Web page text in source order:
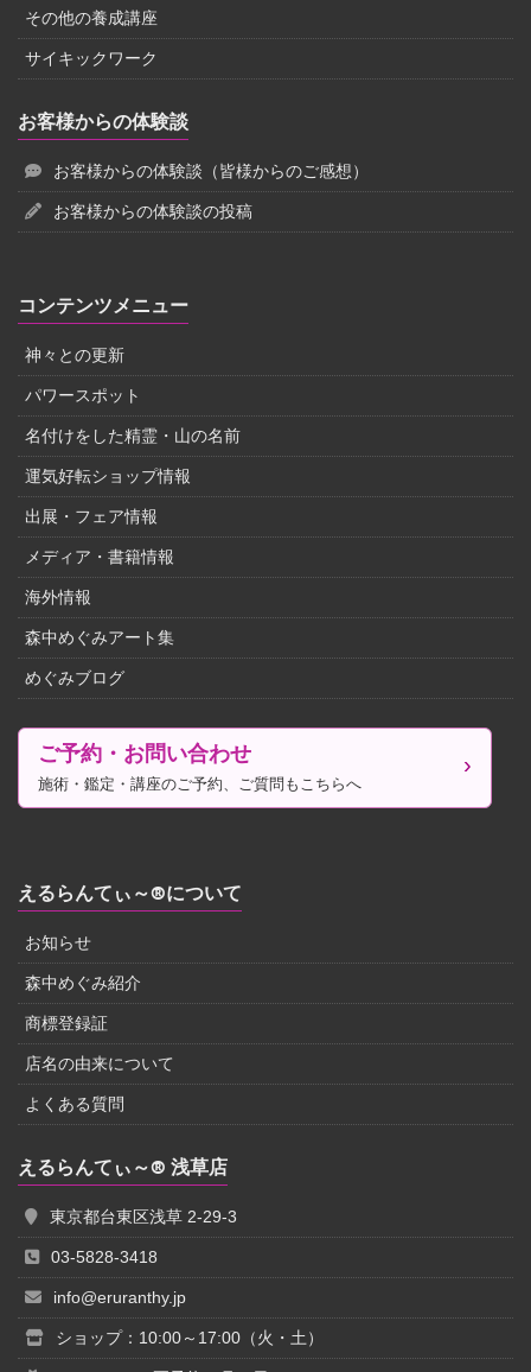
その他の養成講座
サイキックワーク
お客様からの体験談
お客様からの体験談（皆様からのご感想）
お客様からの体験談の投稿
コンテンツメニュー
神々との更新
パワースポット
名付けをした精霊・山の名前
運気好転ショップ情報
出展・フェア情報
メディア・書籍情報
海外情報
森中めぐみアート集
めぐみブログ
ご予約・お問い合わせ
施術・鑑定・講座のご予約、ご質問もこちらへ
えるらんてぃ～®について
お知らせ
森中めぐみ紹介
商標登録証
店名の由来について
よくある質問
えるらんてぃ～® 浅草店
東京都台東区浅草 2-29-3
03-5828-3418
info@eruranthy.jp
ショップ：10:00～17:00（火・土）